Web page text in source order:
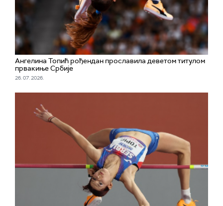
Ангелина Топић рођендан прославила деветом титулом
првакиње Србије
26. 07. 2026.